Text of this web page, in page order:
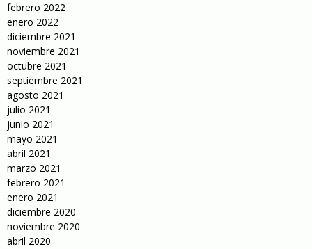
febrero 2022
enero 2022
diciembre 2021
noviembre 2021
octubre 2021
septiembre 2021
agosto 2021
julio 2021
junio 2021
mayo 2021
abril 2021
marzo 2021
febrero 2021
enero 2021
diciembre 2020
noviembre 2020
abril 2020